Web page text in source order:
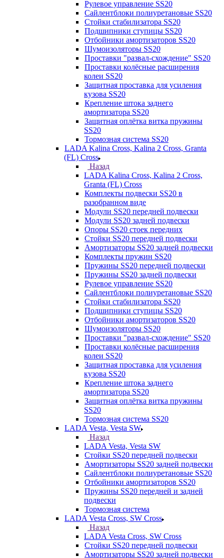
Рулевое управление SS20
Сайлентблоки полиуретановые SS20
Стойки стабилизатора SS20
Подшипники ступицы SS20
Отбойники амортизаторов SS20
Шумоизоляторы SS20
Проставки "развал-схождение" SS20
Проставки колёсные расширения
колеи SS20
Защитная проставка для усиления
кузова SS20
Крепление штока заднего
амортизатора SS20
Защитная оплётка витка пружины
SS20
Тормозная система SS20
LADA Kalina Cross, Kalina 2 Cross, Granta
(FL) Cross
Назад
LADA Kalina Cross, Kalina 2 Cross,
Granta (FL) Cross
Комплекты подвески SS20 в
разобранном виде
Модули SS20 передней подвески
Модули SS20 задней подвески
Опоры SS20 стоек передних
Стойки SS20 передней подвески
Амортизаторы SS20 задней подвески
Комплекты пружин SS20
Пружины SS20 передней подвески
Пружины SS20 задней подвески
Рулевое управление SS20
Сайлентблоки полиуретановые SS20
Стойки стабилизатора SS20
Подшипники ступицы SS20
Отбойники амортизаторов SS20
Шумоизоляторы SS20
Проставки "развал-схождение" SS20
Проставки колёсные расширения
колеи SS20
Защитная проставка для усиления
кузова SS20
Крепление штока заднего
амортизатора SS20
Защитная оплётка витка пружины
SS20
Тормозная система SS20
LADA Vesta, Vesta SW
Назад
LADA Vesta, Vesta SW
Стойки SS20 передней подвески
Амортизаторы SS20 задней подвески
Сайлентблоки полиуретановые SS20
Отбойники амортизаторов SS20
Пружины SS20 передней и задней
подвески
Тормозная система
LADA Vesta Cross, SW Cross
Назад
LADA Vesta Cross, SW Cross
Стойки SS20 передней подвески
Амортизаторы SS20 задней подвески